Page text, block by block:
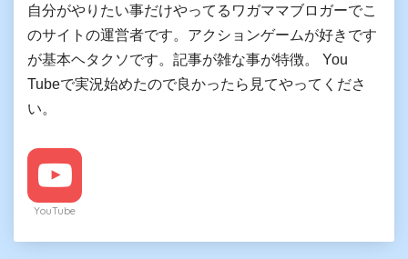
自分がやりたい事だけやってるワガママブロガーでこ
のサイトの運営者です。アクションゲームが好きです
が基本ヘタクソです。記事が雑な事が特徴。 You
Tubeで実況始めたので良かったら見てやってくださ
い。
YouTube